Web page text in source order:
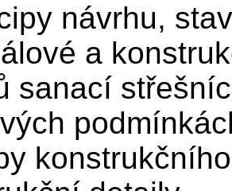
návrhu,
a
sanací